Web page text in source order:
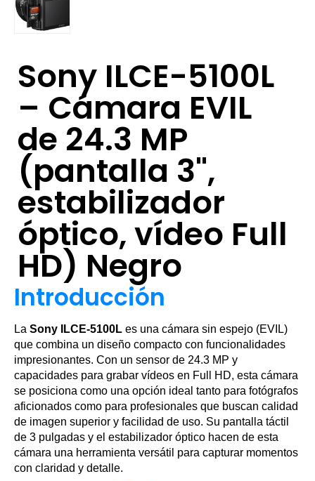
Sony ILCE-5100L
– Cámara EVIL
de 24.3 MP
(pantalla 3",
estabilizador
óptico, vídeo Full
HD) Negro
Introducción
La Sony ILCE-5100L es una cámara sin espejo (EVIL)
que combina un diseño compacto con funcionalidades
impresionantes. Con un sensor de 24.3 MP y
capacidades para grabar vídeos en Full HD, esta cámara
se posiciona como una opción ideal tanto para fotógrafos
aficionados como para profesionales que buscan calidad
de imagen superior y facilidad de uso. Su pantalla táctil
de 3 pulgadas y el estabilizador óptico hacen de esta
cámara una herramienta versátil para capturar momentos
con claridad y detalle.